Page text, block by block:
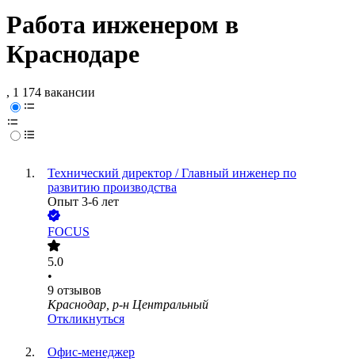
Работа инженером в
Краснодаре
, 1 174 вакансии
Технический директор / Главный инженер по
развитию производства
Опыт 3-6 лет
FOCUS
5.0
•
9 отзывов
Краснодар, р-н Центральный
Откликнуться
Офис-менеджер